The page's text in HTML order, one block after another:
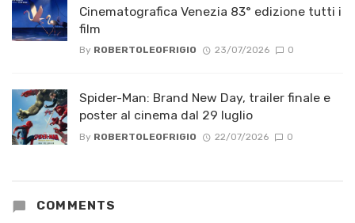
Cinematografica Venezia 83° edizione tutti i
film
By ROBERTOLEOFRIGIO 23/07/2026 0
Spider-Man: Brand New Day, trailer finale e
poster al cinema dal 29 luglio
By ROBERTOLEOFRIGIO 22/07/2026 0
COMMENTS